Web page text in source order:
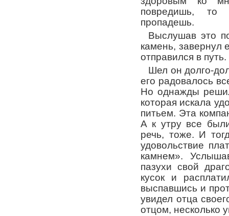
повредишь, то
пропадешь.
Выслушав это
камень, завернул
отправился в путь.
Шел он долго-
его радовалось
Но однажды
которая искала
питьем. Эта
А к утру все
речь, тоже. И
удовольствие
камнем».
пазухи свой
кусок и
выспавшись и
увидел отца
отцом, несколько